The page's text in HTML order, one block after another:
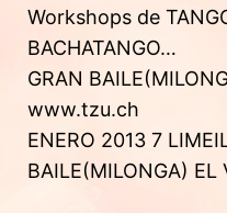
Workshops de
BACHATANGO…
GRAN
www.tzu.ch
ENERO 2013 7
BAILE(MILONGA)